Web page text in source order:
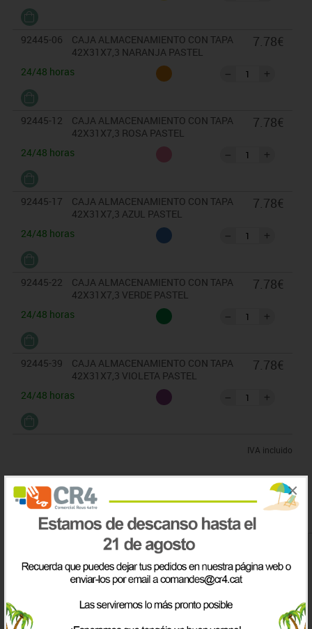
×
92445-06
CAJA ALMACENAMIENTO CON TAPA
42X31X7,3 NARANJA PASTEL
24/48 horas
7.78€
92445-12
CAJA ALMACENAMIENTO CON TAPA
42X31X7,3 ROSA PASTEL
24/48 horas
7.78€
92445-17
CAJA ALMACENAMIENTO CON TAPA
42X31X7,3 AZUL PASTEL
24/48 horas
7.78€
92445-22
CAJA ALMACENAMIENTO CON TAPA
42X31X7,3 VERDE PASTEL
24/48 horas
7.78€
92445-39
CAJA ALMACENAMIENTO CON TAPA
42X31X7,3 VIOLETA PASTEL
24/48 horas
7.78€
IVA incluido
Comprado conjuntamente